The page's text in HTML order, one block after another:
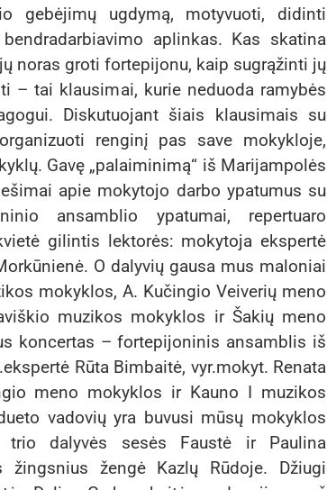
gebėjimų ugdymą, motyvuoti, didinti
aplinkas. Kas skatina
noras groti fortepijonu, kaip sugrąžinti jų
– tai klausimai, kurie neduoda ramybės
Diskutuojant šiais klausimais su
renginį pas save mokykloje,
Gavę „palaiminimą“ iš Marijampolės
apie mokytojo darbo ypatumus su
ansamblio ypatumai, repertuaro
gilintis lektorės: mokytoja ekspertė
O dalyvių gausa mus maloniai
mokyklos, A. Kučingio Veiverių meno
muzikos mokyklos ir Šakių meno
koncertas – fortepijoninis ansamblis iš
Rūta Bimbaitė, vyr.mokyt. Renata
meno mokyklos ir Kauno I muzikos
vadovių yra buvusi mūsų mokyklos
dalyvės sesės Faustė ir Paulina
žengė Kazlų Rūdoje. Džiugi